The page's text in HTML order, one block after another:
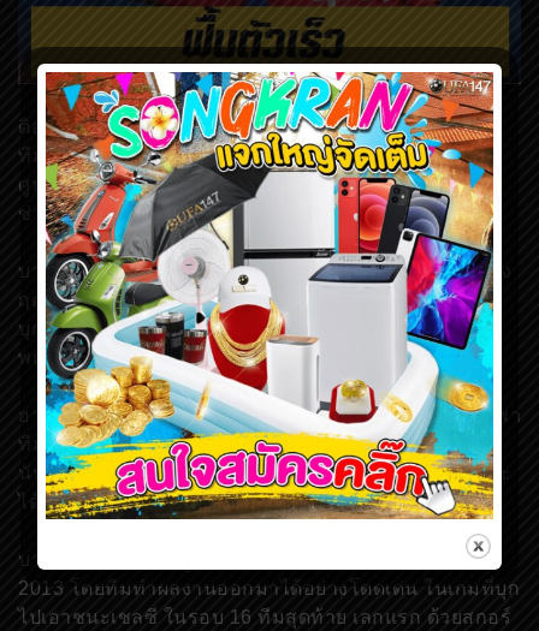
ติอาโก้ อัลคันทาร่า มิดฟิลด์ของบาเยิร์น มิวนิค กล่าวว่า
ทีมของเขาสามารถรีเฟรชตัวเอง และกลับมาเริ่มต้นจาก
ศูนย์ได้อีกครั้งในปี 2020 หลังมีฟอร์มการเล่นที่ย่ำแย่ใน
ช่วงครึ่งฤดูกาลแรก
บาเยิร์น เริ่มต้นกับผลงานที่ไม่ค่อยดีเท่าไหร่นักในช่วงครึ่ง
ฤดูกาลแรก จนนิโก้ โควัช ถูกปลดออกจากตำแหน่ง หลัง
บุกไปแพ้ไอน์ทรัค แฟร้งค์เฟิร์ต ด้วยสกอร์ 5-1 ในเดือน
พฤศจิกายน ในบุนเดสลีกา
ฮานซี่ ฟลิค ได้รับการแต่งตั้งเข้ามาคุมทีมแทน ก่อนที่จะพา
ทีมคว้าชัยชนะถึง 10 จาก 11 เกมหลังสุดรวมทุกรายการ
นับตั้งแต่ปิดพักเบรกหน้าหนาว ก่อนที่นายใหญ่วัย 55 ปี จะ
ได้รับสัญญาถาวรจำนวน 3 ปี เมื่อสัปดาห์ที่ผ่านมา
บาเยิร์น คว้าแชมป์ยูฟ่า แชมเปี้ยนส์ลีก ครั้งล่าสุด เมื่อปี
2013 โดยทีมทำผลงานออกมาได้อย่างโดดเด่น ในเกมที่บุก
ไปเอาชนะเชลซี ในรอบ 16 ทีมสุดท้าย เลกแรก ด้วยสกอร์